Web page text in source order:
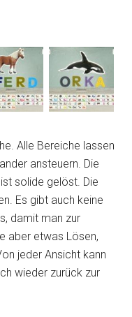
Alle Bereiche lassen
ansteuern. Die
solide gelöst. Die
Es gibt auch keine
damit man zur
aber etwas Lösen,
jeder Ansicht kann
wieder zurück zur